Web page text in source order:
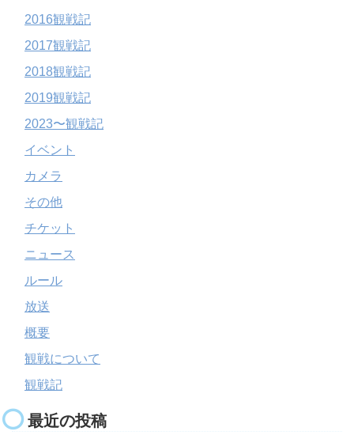
2016観戦記
2017観戦記
2018観戦記
2019観戦記
2023〜観戦記
イベント
カメラ
その他
チケット
ニュース
ルール
放送
概要
観戦について
観戦記
最近の投稿